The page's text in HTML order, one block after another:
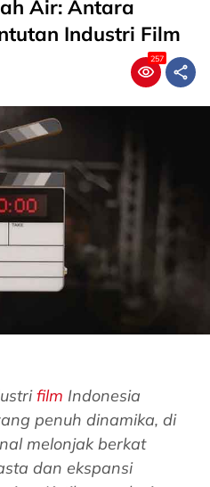
Air: Antara
Industri Film
257
film Indonesia
penuh dinamika, di
melonjak berkat
dan ekspansi